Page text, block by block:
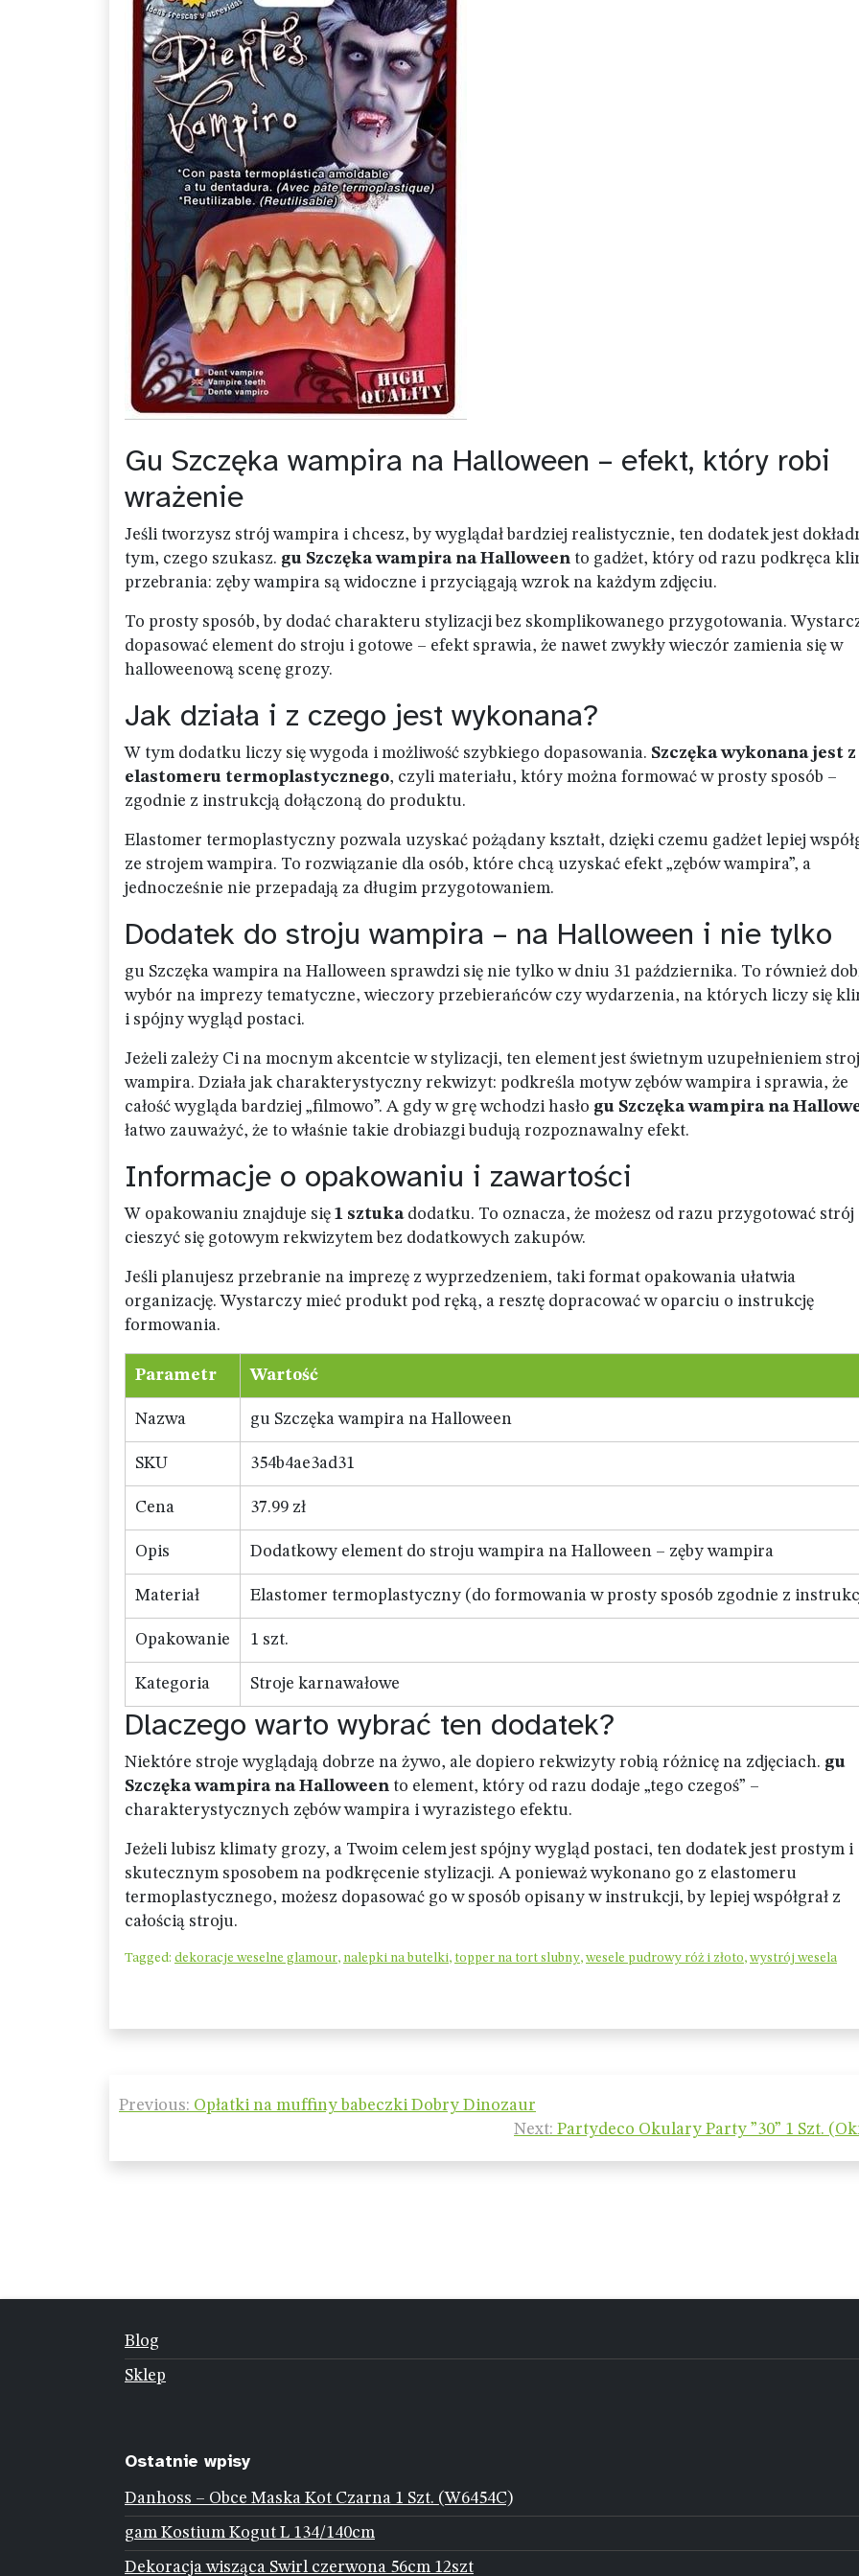
Gu Szczęka wampira na Halloween – efekt, który robi
wrażenie
Jeśli tworzysz strój wampira i chcesz, by wyglądał bardziej realistycznie, ten dodatek jest
tym, czego szukasz. gu Szczęka wampira na Halloween to gadżet, który od razu podkręca
przebrania: zęby wampira są widoczne i przyciągają wzrok na każdym zdjęciu.
To prosty sposób, by dodać charakteru stylizacji bez skomplikowanego przygotowania.
dopasować element do stroju i gotowe – efekt sprawia, że nawet zwykły wieczór zamienia się w
halloweenową scenę grozy.
Jak działa i z czego jest wykonana?
W tym dodatku liczy się wygoda i możliwość szybkiego dopasowania. Szczęka wykonana jest z
elastomeru termoplastycznego, czyli materiału, który można formować w prosty sposób –
zgodnie z instrukcją dołączoną do produktu.
Elastomer termoplastyczny pozwala uzyskać pożądany kształt, dzięki czemu gadżet lepiej
ze strojem wampira. To rozwiązanie dla osób, które chcą uzyskać efekt „zębów wampira”, a
jednocześnie nie przepadają za długim przygotowaniem.
Dodatek do stroju wampira – na Halloween i nie tylko
gu Szczęka wampira na Halloween sprawdzi się nie tylko w dniu 31 października. To również
wybór na imprezy tematyczne, wieczory przebierańców czy wydarzenia, na których liczy się
i spójny wygląd postaci.
Jeżeli zależy Ci na mocnym akcentcie w stylizacji, ten element jest świetnym uzupełnieniem
wampira. Działa jak charakterystyczny rekwizyt: podkreśla motyw zębów wampira i sprawia, że
całość wygląda bardziej „filmowo”. A gdy w grę wchodzi hasło gu Szczęka wampira na
łatwo zauważyć, że to właśnie takie drobiazgi budują rozpoznawalny efekt.
Informacje o opakowaniu i zawartości
W opakowaniu znajduje się 1 sztukadodatku. To oznacza, że możesz od razu przygotować strój
cieszyć się gotowym rekwizytem bez dodatkowych zakupów.
Jeśli planujesz przebranie na imprezę z wyprzedzeniem, taki format opakowania ułatwia
organizację. Wystarczy mieć produkt pod ręką, a resztę dopracować w oparciu o instrukcję
formowania.
Parametr Wartość
Nazwa gu Szczęka wampira na Halloween
SKU 354b4ae3ad31
Cena 37.99 zł
Opis Dodatkowy element do stroju wampira na Halloween – zęby wampira
Materiał Elastomer termoplastyczny (do formowania w prosty sposób zgodnie z
Opakowanie 1 szt.
Kategoria Stroje karnawałowe
Dlaczego warto wybrać ten dodatek?
Niektóre stroje wyglądają dobrze na żywo, ale dopiero rekwizyty robią różnicę na zdjęciach. gu
Szczęka wampira na Halloween to element, który od razu dodaje „tego czegoś” –
charakterystycznych zębów wampira i wyrazistego efektu.
Jeżeli lubisz klimaty grozy, a Twoim celem jest spójny wygląd postaci, ten dodatek jest prostym i
skutecznym sposobem na podkręcenie stylizacji. A ponieważ wykonano go z elastomeru
termoplastycznego, możesz dopasować go w sposób opisany w instrukcji, by lepiej współgrał z
całością stroju.
Tagged: dekoracje weselne glamour, nalepki na butelki, topper na tort slubny, wesele pudrowy róż i złoto, wystrój wesela
Nawigacja
Previous: Opłatki na muffiny babeczki Dobry Dinozaur
Next: Partydeco Okulary Party ”30” 1 Szt.
Blog
Sklep
Ostatnie wpisy
Danhoss – Obce Maska Kot Czarna 1 Szt. (W6454C)
gam Kostium Kogut L 134/140cm
Dekoracja wisząca Swirl czerwona 56cm 12szt